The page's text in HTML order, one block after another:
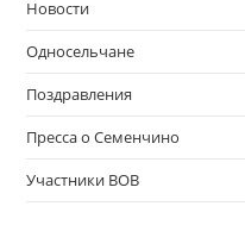
Новости
Односельчане
Поздравления
Пресса о Семенчино
Участники ВОВ